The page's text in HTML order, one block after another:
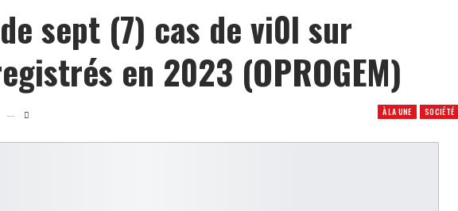
sept (7) cas de vi0l sur
en 2023 (OPROGEM)
À LA UNE SOCIÉTÉ